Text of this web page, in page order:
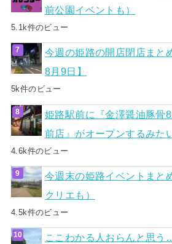
前公園イベントも）
5.1k件のビュー
今週の姫路の開店閉店まと
8月9日】
5k件のビュー
姫路駅前に『金澤醤油豚骨
前店』がオープンするみた
4.6k件のビュー
今週末の姫路イベントまと
クリエも）
4.5k件のビュー
ここわかる人おらんと思う